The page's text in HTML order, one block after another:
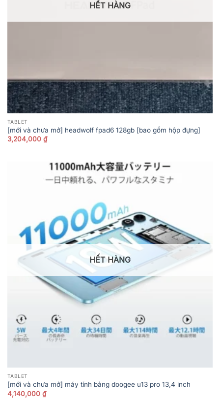
HẾT HÀNG
TABLET
[mới và chưa mở] headwolf fpad6 128gb [bao gồm hộp đựng]
3,204,000 ₫
HẾT HÀNG
TABLET
[mới và chưa mở] máy tính bảng doogee u13 pro 13,4 inch
4,140,000 ₫